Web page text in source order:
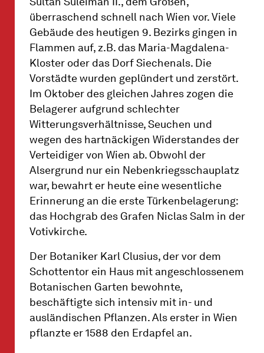
überraschend schnell nach Wien vor. Viele
Gebäude des heutigen 9. Bezirks gingen in
Flammen auf, z.B. das Maria-Magdalena-
Kloster oder das Dorf Siechenals. Die
Vorstädte wurden geplündert und zerstört.
Im Oktober des gleichen Jahres zogen die
Belagerer aufgrund schlechter
Witterungsverhältnisse, Seuchen und
wegen des hartnäckigen Widerstandes der
Verteidiger von Wien ab. Obwohl der
Alsergrund nur ein Nebenkriegsschauplatz
war, bewahrt er heute eine wesentliche
Erinnerung an die erste Türkenbelagerung:
das Hochgrab des Grafen Niclas Salm in der
Votivkirche.
Der Botaniker Karl Clusius, der vor dem
Schottentor ein Haus mit angeschlossenem
Botanischen Garten bewohnte,
beschäftigte sich intensiv mit in- und
ausländischen Pflanzen. Als erster in Wien
pflanzte er 1588 den Erdapfel an.